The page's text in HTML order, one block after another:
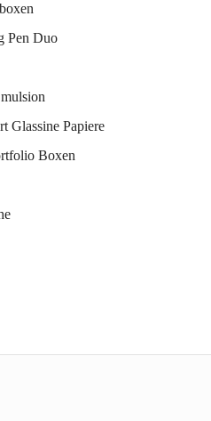
Pen Duo
Glassine Papiere
Boxen